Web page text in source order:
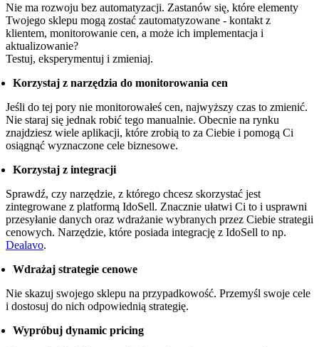
Nie ma rozwoju bez automatyzacji. Zastanów się, które elementy
Twojego sklepu mogą zostać zautomatyzowane - kontakt z
klientem, monitorowanie cen, a może ich implementacja i
aktualizowanie?
Testuj, eksperymentuj i zmieniaj.
Korzystaj z narzędzia do monitorowania cen
Jeśli do tej pory nie monitorowałeś cen, najwyższy czas to zmienić.
Nie staraj się jednak robić tego manualnie. Obecnie na rynku
znajdziesz wiele aplikacji, które zrobią to za Ciebie i pomogą Ci
osiągnąć wyznaczone cele biznesowe.
Korzystaj z integracji
Sprawdź, czy narzędzie, z którego chcesz skorzystać jest
zintegrowane z platformą IdoSell. Znacznie ułatwi Ci to i usprawni
przesyłanie danych oraz wdrażanie wybranych przez Ciebie strategii
cenowych. Narzędzie, które posiada integrację z IdoSell to np.
Dealavo.
Wdrażaj strategie cenowe
Nie skazuj swojego sklepu na przypadkowość. Przemyśl swoje cele
i dostosuj do nich odpowiednią strategię.
Wypróbuj dynamic pricing